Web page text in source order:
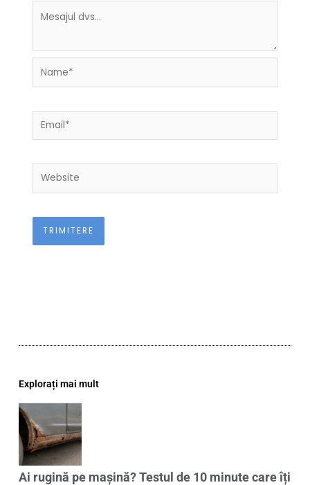
Name*
Email*
Website
Explorați mai mult
Ai rugină pe mașină? Testul de 10 minute care îți